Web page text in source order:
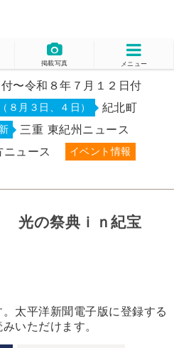
掲載写真 メニュー
〜令和８年７月１２日付
８月３日、４日） 紀北町
三重 東紀州ニュース
ュース イベント情報
光の祭典ｉｎ紀宝
太平洋新聞電子版に登録する
いただけます。